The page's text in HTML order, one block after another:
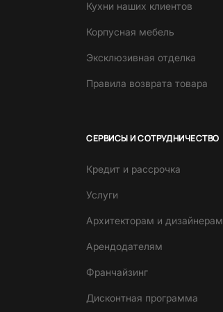
Кухни наших клиентов
Корпусная мебель
Эксклюзивная отделка
Правила возврата товара
СЕРВИСЫ И СОТРУДНИЧЕСТВО
Кредит и рассрочка
Услуги
Архитекторам и дизайнерам
Арендодателям
Франчайзинг
Дисконтная программа